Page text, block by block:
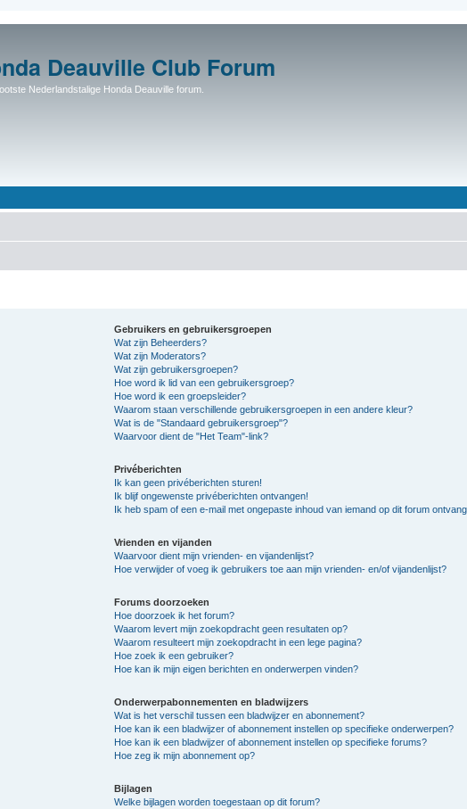
Deauville Club Forum
Nederlandstalige Honda Deauville forum.
Gebruikers en gebruikersgroepen
Wat zijn Beheerders?
Wat zijn Moderators?
Wat zijn gebruikersgroepen?
Hoe word ik lid van een gebruikersgroep?
Hoe word ik een groepsleider?
Waarom staan verschillende gebruikersgroepen in een andere kleur?
Wat is de "Standaard gebruikersgroep"?
Waarvoor dient de "Het Team"-link?
Privéberichten
Ik kan geen privéberichten sturen!
Ik blijf ongewenste privéberichten ontvangen!
Ik heb spam of een e-mail met ongepaste inhoud van iemand op dit forum
Vrienden en vijanden
Waarvoor dient mijn vrienden- en vijandenlijst?
Hoe verwijder of voeg ik gebruikers toe aan mijn vrienden- en/of vijandenlijst?
Forums doorzoeken
Hoe doorzoek ik het forum?
Waarom levert mijn zoekopdracht geen resultaten op?
Waarom resulteert mijn zoekopdracht in een lege pagina?
Hoe zoek ik een gebruiker?
Hoe kan ik mijn eigen berichten en onderwerpen vinden?
Onderwerpabonnementen en bladwijzers
Wat is het verschil tussen een bladwijzer en abonnement?
Hoe kan ik een bladwijzer of abonnement instellen op specifieke onderwerpen?
Hoe kan ik een bladwijzer of abonnement instellen op specifieke forums?
Hoe zeg ik mijn abonnement op?
Bijlagen
Welke bijlagen worden toegestaan op dit forum?